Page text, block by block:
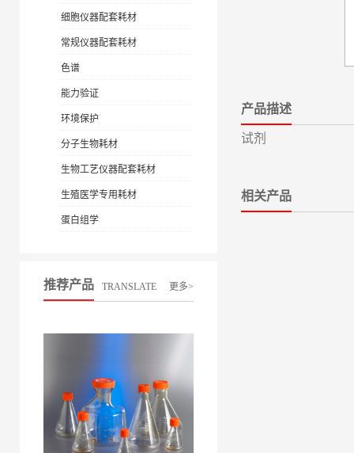
细胞仪器配套耗材
常规仪器配套耗材
色谱
能力验证
环境保护
分子生物耗材
生物工艺仪器配套耗材
生殖医学专用耗材
蛋白组学
推荐产品 TRANSLATE 更多>
产品描述
试剂
相关产品